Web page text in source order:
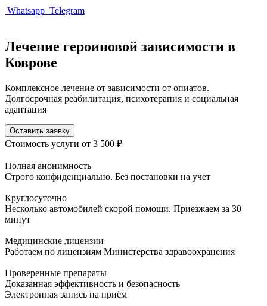
Whatsapp Telegram
Лечение героиновой зависимости в
Коврове
Комплексное лечение от зависимости от опиатов.
Долгосрочная реабилитация, психотерапия и социальная
адаптация
Оставить заявку
Стоимость услуги от 3 500 ₽
Полная анонимность
Строго конфиденциально. Без постановки на учет
Круглосуточно
Несколько автомобилей скорой помощи. Приезжаем за 30
минут
Медицинские лицензии
Работаем по лицензиям Министерства здравоохранения
Проверенные препараты
Доказанная эффективность и безопасность
Электронная запись на приём